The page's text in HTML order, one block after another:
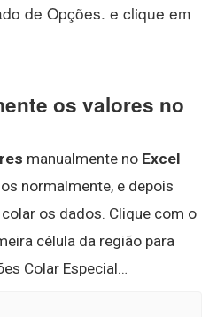
de Opções. e clique em
os valores no
manualmente no Excel
normalmente, e depois
os dados. Clique com o
célula da região para
Colar Especial…